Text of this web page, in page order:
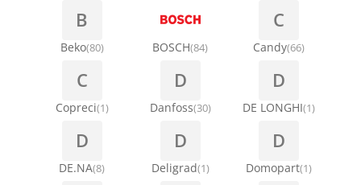
Stakla i okviri vrata za veš mašinu
Termostati i hidrostati za veš mašine
Ostali materijal za montažu klima uređaja
B
Beko(80) BOSCH(84)
C
Candy(66)
C
Copreci(1)
D
Danfoss(30)
D
DE LONGHI(1)
D
DE.NA(8)
D
Deligrad(1)
D
Domopart(1)